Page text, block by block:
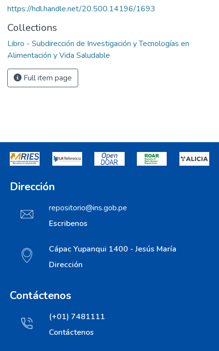
https://hdl.handle.net/20.500.14196/1693
Collections
Libro - Subdirección de Investigación y Tecnologías en
Alimentación y Vida Saludable
Full item page
Dirección
repositorio@ins.gob.pe
Escribenos
Cápac Yupanqui 1400 - Jesús María
Dirección
Contáctenos
(+01) 7481111
Contáctenos